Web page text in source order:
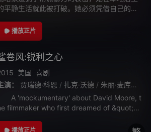
平静生活就此被打破。她必须凭借自己的智
播放正片
卷风:锐利之心
美国 喜剧
演：
贾瑞德·科恩 / 扎克·沃德 / 朱丽·麦库拉芙
A 'mockumentary' about David Moore, t
filmmaker who first dreamed of &quot;sh
播放正片